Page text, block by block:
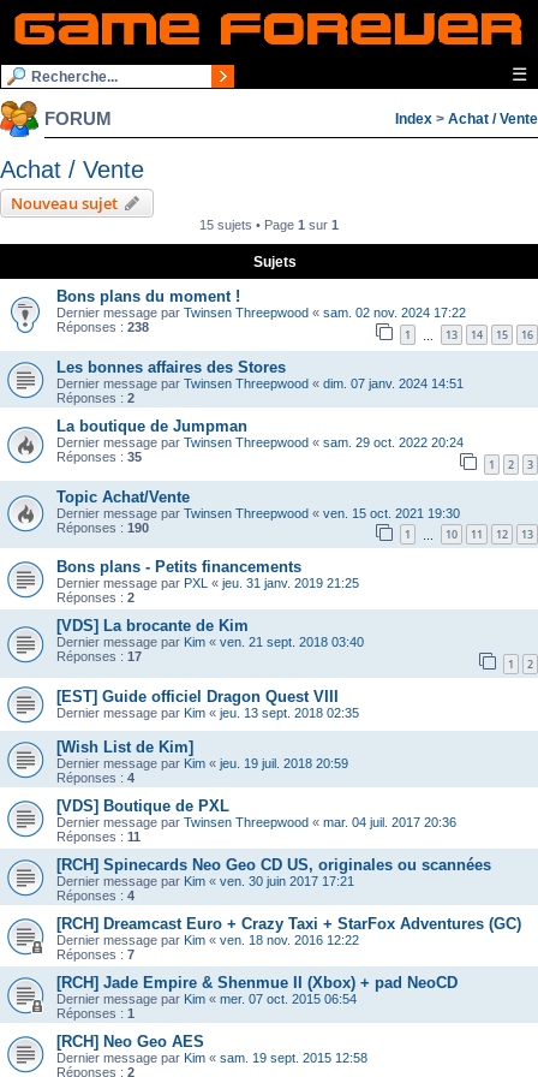
☰
FORUM Index > Achat / Vente
Achat / Vente
Nouveau sujet
15 sujets • Page 1 sur 1
Sujets
Bons plans du moment !
Dernier message par Twinsen Threepwood « sam. 02 nov. 2024 17:22
Réponses : 238 1 13 14 15 16
Les bonnes affaires des Stores
Dernier message par Twinsen Threepwood « dim. 07 janv. 2024 14:51
Réponses : 2
La boutique de Jumpman
Dernier message par Twinsen Threepwood « sam. 29 oct. 2022 20:24
Réponses : 35 1 2 3
Topic Achat/Vente
Dernier message par Twinsen Threepwood « ven. 15 oct. 2021 19:30
Réponses : 190 1 10 11 12 13
Bons plans - Petits financements
Dernier message par PXL « jeu. 31 janv. 2019 21:25
Réponses : 2
[VDS] La brocante de Kim
Dernier message par Kim « ven. 21 sept. 2018 03:40
Réponses : 17 1 2
[EST] Guide officiel Dragon Quest VIII
Dernier message par Kim « jeu. 13 sept. 2018 02:35
[Wish List de Kim]
Dernier message par Kim « jeu. 19 juil. 2018 20:59
Réponses : 4
[VDS] Boutique de PXL
Dernier message par Twinsen Threepwood « mar. 04 juil. 2017 20:36
Réponses : 11
[RCH] Spinecards Neo Geo CD US, originales ou scannées
Dernier message par Kim « ven. 30 juin 2017 17:21
Réponses : 4
[RCH] Dreamcast Euro + Crazy Taxi + StarFox Adventures (GC)
Dernier message par Kim « ven. 18 nov. 2016 12:22
Réponses : 7
[RCH] Jade Empire & Shenmue II (Xbox) + pad NeoCD
Dernier message par Kim « mer. 07 oct. 2015 06:54
Réponses : 1
[RCH] Neo Geo AES
Dernier message par Kim « sam. 19 sept. 2015 12:58
Réponses : 2